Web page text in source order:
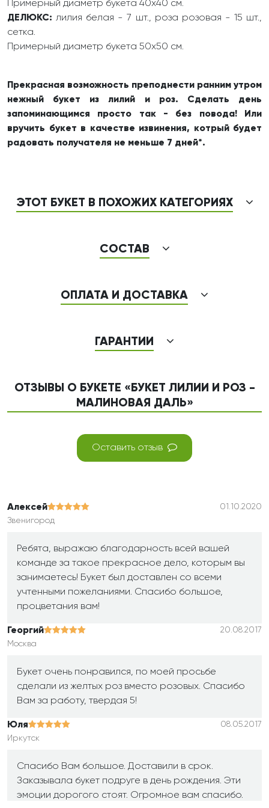
Примерный диаметр букета 40х40 см.
ДЕЛЮКС:лилия белая - 7 шт., роза розовая - 15 шт.,
сетка.
Примерный диаметр букета 50х50 см.
Прекрасная возможность преподнести ранним утром
нежный букет из лилий и роз. Сделать день
запоминающимся просто так - без повода! Или
вручить букет в качестве извинения, котрый будет
радовать получателя не меньше 7 дней*.
ЭТОТ БУКЕТ В ПОХОЖИХ КАТЕГОРИЯХ
СОСТАВ
ОПЛАТА И ДОСТАВКА
ГАРАНТИИ
ОТЗЫВЫ О БУКЕТЕ «БУКЕТ ЛИЛИИ И РОЗ -
МАЛИНОВАЯ ДАЛЬ»
Оставить отзыв
Алексей
01.10.2020
Звенигород
Ребята, выражаю благодарность всей вашей
команде за такое прекрасное дело, которым вы
занимаетесь! Букет был доставлен со всеми
учтенными пожеланиями. Спасибо большое,
процветания вам!
Георгий
20.08.2017
Москва
Букет очень понравился, по моей просьбе
сделали из желтых роз вместо розовых. Спасибо
Вам за работу, твердая 5!
Юля
08.05.2017
Иркутск
Спасибо Вам большое. Доставили в срок.
Заказывала букет подруге в день рождения. Эти
эмоции дорогого стоят. Огромное вам спасибо.